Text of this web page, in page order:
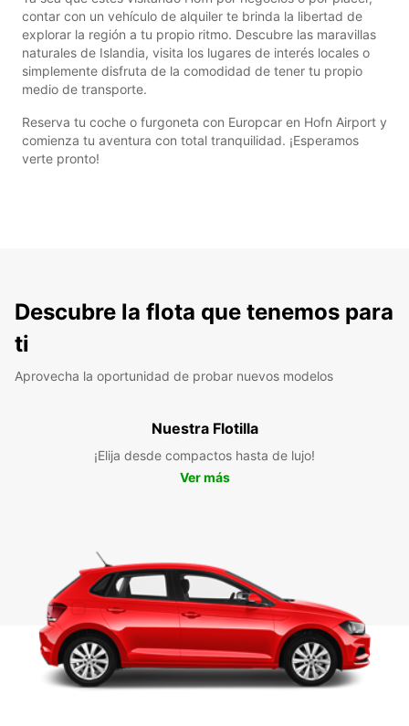
contar con un vehículo de alquiler te brinda la libertad de
explorar la región a tu propio ritmo. Descubre las maravillas
naturales de Islandia, visita los lugares de interés locales o
simplemente disfruta de la comodidad de tener tu propio
medio de transporte.
Reserva tu coche o furgoneta con Europcar en Hofn Airport y
comienza tu aventura con total tranquilidad. ¡Esperamos
verte pronto!
Descubre la flota que tenemos para
ti
Aprovecha la oportunidad de probar nuevos modelos
Nuestra Flotilla
¡Elija desde compactos hasta de lujo!
Ver más